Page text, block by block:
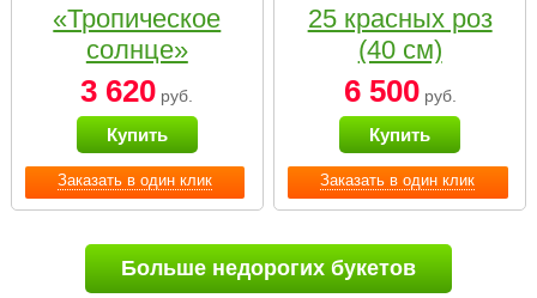
Заказать в один клик
«Тропическое
солнце»
3 620 руб.
Купить
Заказать в один клик
25 красных роз
(40 см)
6 500руб.
Купить
Больше недорогих букетов